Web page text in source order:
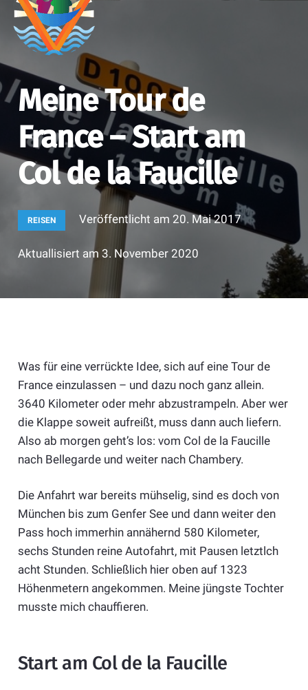
Meine Tour de
France – Start am
Col de la Faucille
REISEN Veröffentlicht am 20. Mai 2017
Aktuallisiert am 3. November 2020
Was für eine verrückte Idee, sich auf eine Tour de
France einzulassen – und dazu noch ganz allein.
3640 Kilometer oder mehr abzustrampeln. Aber wer
die Klappe soweit aufreißt, muss dann auch liefern.
Also ab morgen geht’s los: vom Col de la Faucille
nach Bellegarde und weiter nach Chambery.
Die Anfahrt war bereits mühselig, sind es doch von
München bis zum Genfer See und dann weiter den
Pass hoch immerhin annähernd 580 Kilometer,
sechs Stunden reine Autofahrt, mit Pausen letztlch
acht Stunden. Schließlich hier oben auf 1323
Höhenmetern angekommen. Meine jüngste Tochter
musste mich chauffieren.
Start am Col de la Faucille